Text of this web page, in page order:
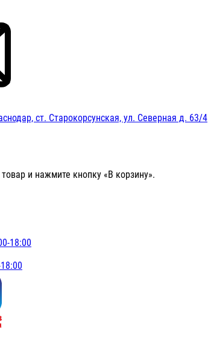
ст. Старокорсунская, ул. Северная д. 63/4
и нажмите кнопку «В корзину».
18:00